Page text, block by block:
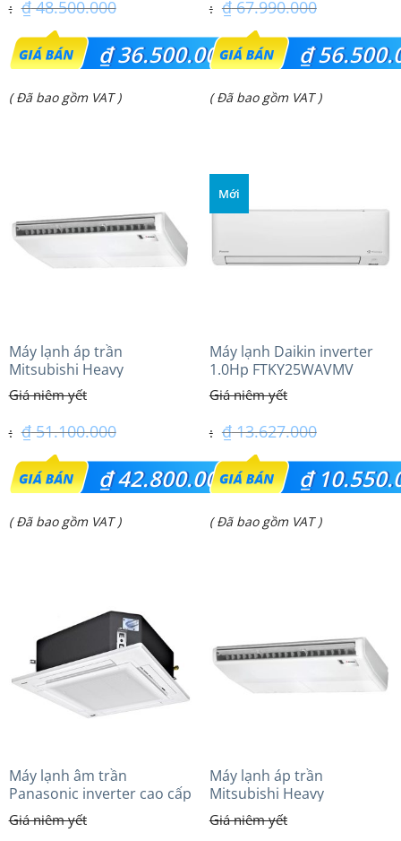
₫48.500.000
Giá
gốc
là:
₫36.500.000
Giá
₫ 36.500.000.
( Đã bao gồm VAT )
₫67.990.000
Giá
gốc
là:
₫
Giá
₫ 56.500.000.
( Đã bao gồm VAT )
Máy lạnh áp trần
Mitsubishi Heavy
FDE100VG (4.0Hp) Cao cấp
– 3 Pha
₫51.100.000
Giá
gốc
là:
₫42.800.000
Giá
₫ 42.800.000.
( Đã bao gồm VAT )
Mới
Máy lạnh Daikin inverter
1.0Hp FTKY25WAVMV
₫13.627.000
Giá
gốc
là:
₫
Giá
₫ 10.550.000.
( Đã bao gồm VAT )
Máy lạnh âm trần
Panasonic inverter cao cấp
(4.0Hp) S-3448PU3HA/U-
34PRH1H5
Máy lạnh áp trần
Mitsubishi Heavy
FDE140VG (6.0Hp) Cao cấp
– 3 Pha